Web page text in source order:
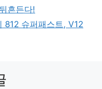
흔든다!
812 슈퍼패스트, V12